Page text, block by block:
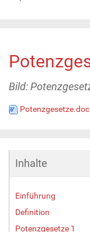
Bild:
Potenzgesetze.doc
Inhalte
Einführung
Definition
Potenzgesetze 1